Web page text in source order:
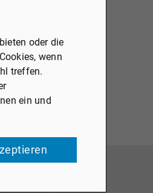
oder die
wenn
treffen.
ein und